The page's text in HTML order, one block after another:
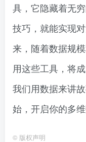
具，它隐藏着无
技巧，就能实现
来，随着数据规
用这些工具，将
我们用数据来讲
始，开启你的多
© 版权声明